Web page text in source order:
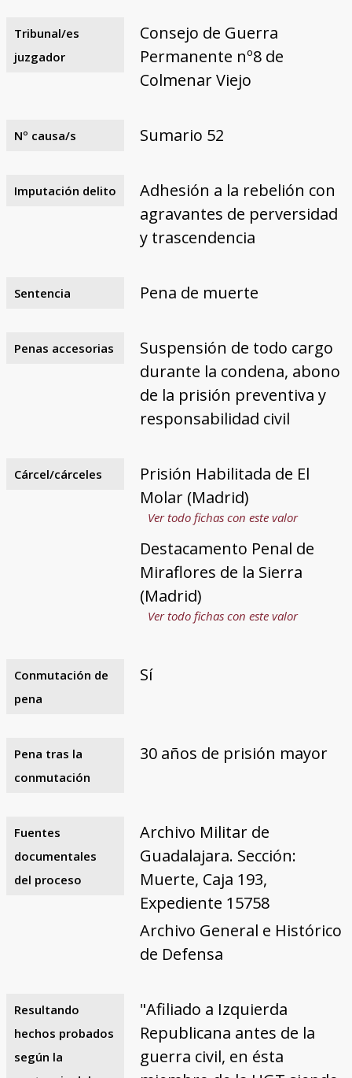
Tribunal/es
juzgador
Consejo de Guerra
Permanente nº8 de
Colmenar Viejo
Nº causa/s Sumario 52
Imputación delito
Adhesión a la rebelión con
agravantes de perversidad
y trascendencia
Sentencia Pena de muerte
Penas accesorias
Suspensión de todo cargo
durante la condena, abono
de la prisión preventiva y
responsabilidad civil
Cárcel/cárceles
Prisión Habilitada de El
Molar (Madrid)
Ver todo fichas con este valor
Destacamento Penal de
Miraflores de la Sierra
(Madrid)
Ver todo fichas con este valor
Conmutación de
pena
Sí
Pena tras la
conmutación
30 años de prisión mayor
Fuentes
documentales
del proceso
Archivo Militar de
Guadalajara. Sección:
Muerte, Caja 193,
Expediente 15758
Archivo General e Histórico
de Defensa
Resultando
hechos probados
según la
"Afiliado a Izquierda
Republicana antes de la
guerra civil, en ésta